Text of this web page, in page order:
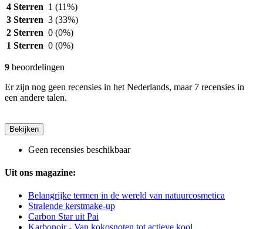
4 Sterren 1 (11%)
3 Sterren 3 (33%)
2 Sterren 0 (0%)
1 Sterren 0 (0%)
9 beoordelingen
Er zijn nog geen recensies in het Nederlands, maar 7 recensies in
een andere talen.
Bekijken
Geen recensies beschikbaar
Uit ons magazine:
Belangrijke termen in de wereld van natuurcosmetica
Stralende kerstmake-up
Carbon Star uit Pai